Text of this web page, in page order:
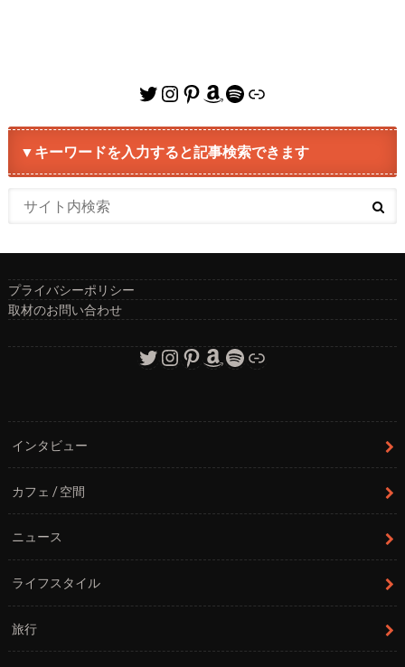
Twitter
Instagram
Pinterest
Amazon
Spotify
リンク
▼キーワードを入力すると記事検索できます
プライバシーポリシー
取材のお問い合わせ
Twitter
Instagram
Pinterest
Amazon
Spotify
リンク
インタビュー
カフェ / 空間
ニュース
ライフスタイル
旅行